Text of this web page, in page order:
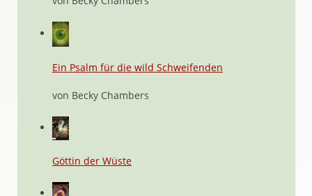
Ein Psalm für die wild Schweifenden
von Becky Chambers
Göttin der Wüste